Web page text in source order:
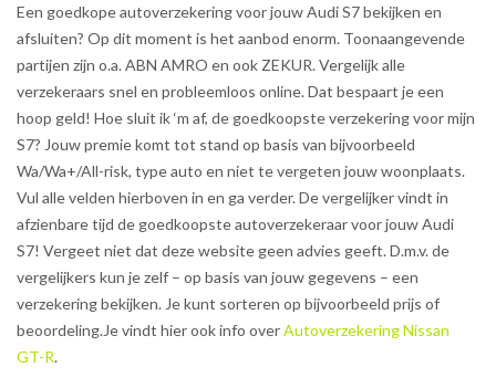
Een goedkope autoverzekering voor jouw Audi S7 bekijken en
afsluiten? Op dit moment is het aanbod enorm. Toonaangevende
partijen zijn o.a. ABN AMRO en ook ZEKUR. Vergelijk alle
verzekeraars snel en probleemloos online. Dat bespaart je een
hoop geld! Hoe sluit ik ‘m af, de goedkoopste verzekering voor mijn
S7? Jouw premie komt tot stand op basis van bijvoorbeeld
Wa/Wa+/All-risk, type auto en niet te vergeten jouw woonplaats.
Vul alle velden hierboven in en ga verder. De vergelijker vindt in
afzienbare tijd de goedkoopste autoverzekeraar voor jouw Audi
S7! Vergeet niet dat deze website geen advies geeft. D.m.v. de
vergelijkers kun je zelf – op basis van jouw gegevens – een
verzekering bekijken. Je kunt sorteren op bijvoorbeeld prijs of
beoordeling.Je vindt hier ook info overAutoverzekering Nissan
GT-R.